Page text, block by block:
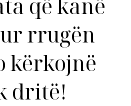
që kanë
rrugën
kërkojnë
dritë!